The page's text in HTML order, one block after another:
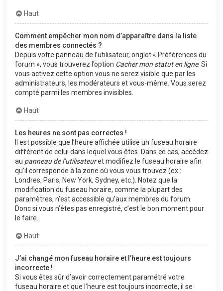
Haut
Comment empêcher mon nom d’apparaître dans la liste
des membres connectés ?
Depuis votre panneau de l’utilisateur, onglet « Préférences du
forum », vous trouverez l’option Cacher mon statut en ligne. Si
vous activez cette option vous ne serez visible que par les
administrateurs, les modérateurs et vous-même. Vous serez
compté parmi les membres invisibles.
Haut
Les heures ne sont pas correctes !
Il est possible que l’heure affichée utilise un fuseau horaire
différent de celui dans lequel vous êtes. Dans ce cas, accédez
au panneau de l’utilisateuret modifiez le fuseau horaire afin
qu’il corresponde à la zone où vous vous trouvez (ex :
Londres, Paris, New York, Sydney, etc.). Notez que la
modification du fuseau horaire, comme la plupart des
paramètres, n’est accessible qu’aux membres du forum.
Donc si vous n’êtes pas enregistré, c’est le bon moment pour
le faire.
Haut
J’ai changé mon fuseau horaire et l’heure est toujours
incorrecte !
Si vous êtes sûr d’avoir correctement paramétré votre
fuseau horaire et que l’heure est toujours incorrecte, il se